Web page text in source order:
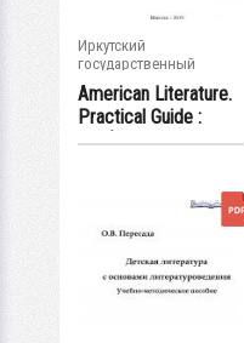
Иркутский
государственный
университет
American Literature.
Practical Guide :
учеб....